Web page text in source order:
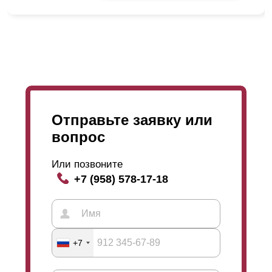
Если прохожий попробует посмотреть через забор
ламели
, то мы получаем понятие угол обзора.
Отправьте заявку или
вопрос
Или позвоните
+7 (958) 578-17-18
+7